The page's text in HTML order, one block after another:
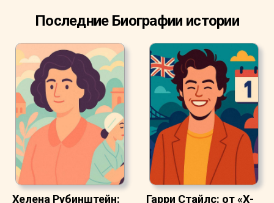
Последние Биографии истории
Хелена Рубинштейн: Гарри Стайлс: от «Х-